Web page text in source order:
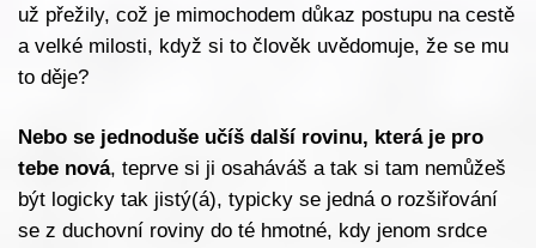
už přežily, což je mimochodem důkaz postupu na cestě
a velké milosti, když si to člověk uvědomuje, že se mu
to děje?
Nebo se jednoduše učíš další rovinu, která je pro
tebe nová, teprve si ji osaháváš a tak si tam nemůžeš
být logicky tak jistý(á), typicky se jedná o rozšiřování
se z duchovní roviny do té hmotné, kdy jenom srdce